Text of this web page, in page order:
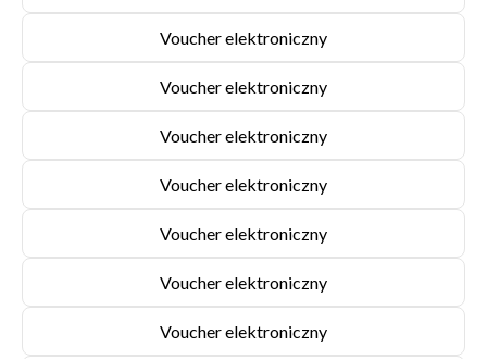
Voucher elektroniczny
Voucher elektroniczny
Voucher elektroniczny
Voucher elektroniczny
Voucher elektroniczny
Voucher elektroniczny
Voucher elektroniczny